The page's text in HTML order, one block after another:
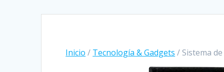
Inicio / Tecnología & Gadgets / Sistema